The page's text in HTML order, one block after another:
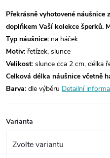
Překrásně vyhotovené
doplňkem Vaší kolekce šperků.
Typ náušnice: na háček
Motiv: řetízek, slunce
Velikost: slunce cca 2 cm, délka
Celková délka náušnice včetně
Barva: dle výběru Detailní
Varianta